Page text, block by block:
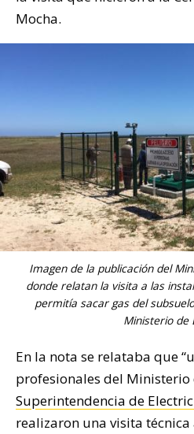
Mocha.
Imagen de la publicación del
donde relatan la visita a las
permitía sacar gas del
Ministerio de
En la nota se relataba que
profesionales del Ministerio
Superintendencia de
realizaron una visita técnica